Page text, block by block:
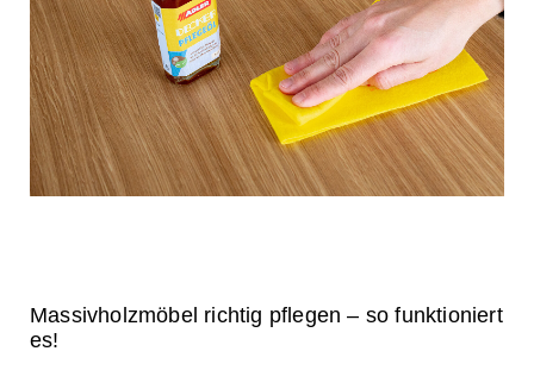
Massivholzmöbel richtig pflegen – so funktioniert
es!